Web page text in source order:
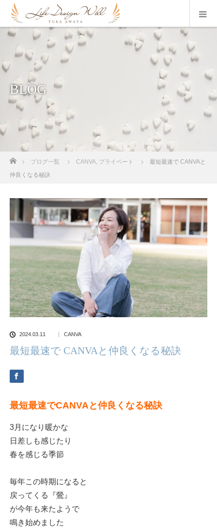
BLOG
ブログ一覧 CANVA, プライベート
最短最速で CANVAと
仲良くなる秘訣
2024.03.11 CANVA
最短最速で CANVAと仲良くなる秘訣
最短最速でCANVAと仲良くなる秘訣
3月になり暖かな
日差しも感じたり
春を感じる季節
毎年この時期になると
戻ってくる『鶯』
が今年も来たようで
鳴き始めました